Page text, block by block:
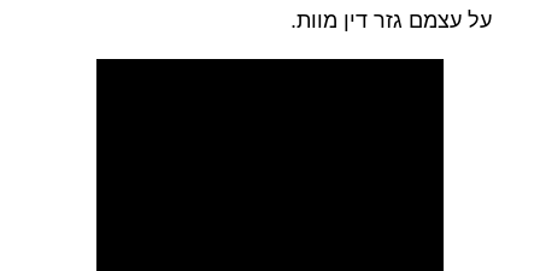
על עצמם גזר דין מוות.